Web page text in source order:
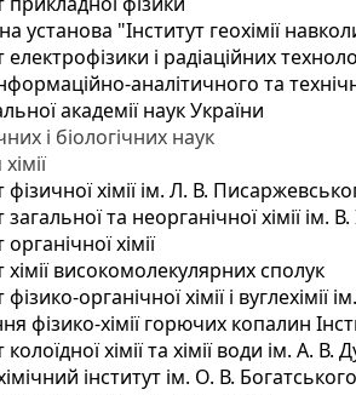
установа "Інститут геохімії
електрофізики і радіаційних
аналітичного та
академії наук України
і біологічних наук
фізичної хімії ім. Л. В.
загальної та неорганічної хімії ім.
органічної хімії
хімії високомолекулярних сполук
фізико-органічної хімії і
фізико-хімії горючих копалин
колоїдної хімії та хімії води ім. А.
інститут ім. О. В.